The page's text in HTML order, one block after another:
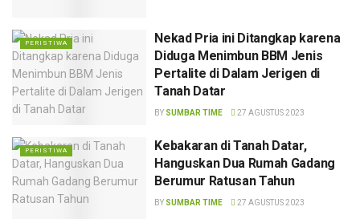
PERISTIWA
Nekad Pria ini Ditangkap karena
Diduga Menimbun BBM Jenis
Pertalite di Dalam Jerigen di
Tanah Datar
BY SUMBAR TIME 27 AGUSTUS 2023
PERISTIWA
Kebakaran di Tanah Datar,
Hanguskan Dua Rumah Gadang
Berumur Ratusan Tahun
BY SUMBAR TIME 27 AGUSTUS 2023